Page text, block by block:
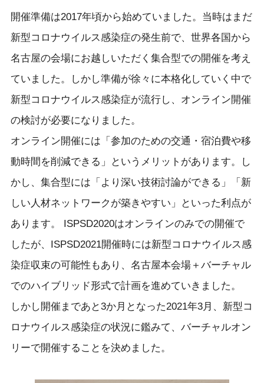
開催準備は2017年頃から始めていました。当時はまだ
新型コロナウイルス感染症の発生前で、世界各国から
名古屋の会場にお越しいただく集合型での開催を考え
ていました。しかし準備が徐々に本格化していく中で
新型コロナウイルス感染症が流行し、オンライン開催
の検討が必要になりました。
オンライン開催には「参加のための交通・宿泊費や移
動時間を削減できる」というメリットがあります。し
かし、集合型には「より深い技術討論ができる」「新
しい人材ネットワークが築きやすい」といった利点が
あります。 ISPSD2020はオンラインのみでの開催で
したが、ISPSD2021開催時には新型コロナウイルス感
染症収束の可能性もあり、名古屋本会場＋バーチャル
でのハイブリッド形式で計画を進めていきました。
しかし開催まであと3か月となった2021年3月、新型コ
ロナウイルス感染症の状況に鑑みて、バーチャルオン
リーで開催することを決めました。